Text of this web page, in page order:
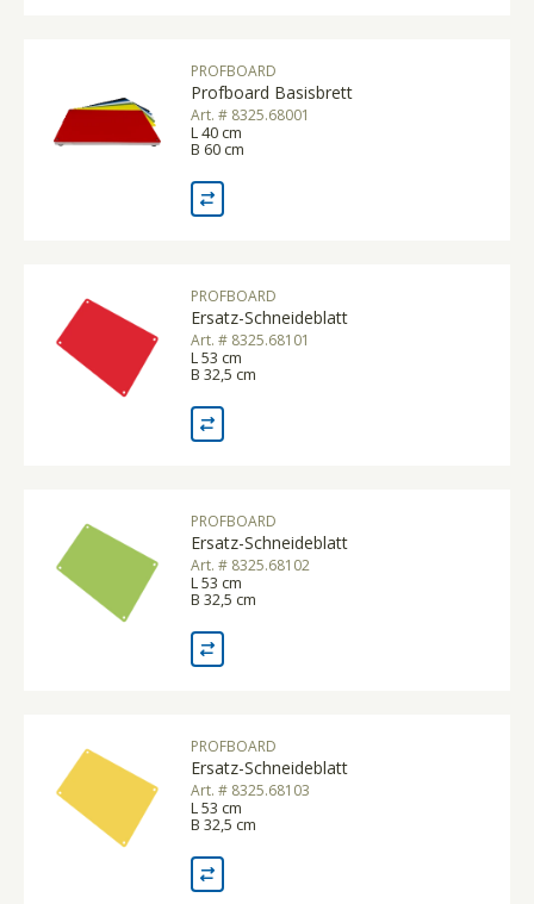
PROFBOARD
Profboard Basisbrett
Art. # 8325.68001
L 40 cm
B 60 cm
PROFBOARD
Ersatz-Schneideblatt
Art. # 8325.68101
L 53 cm
B 32,5 cm
PROFBOARD
Ersatz-Schneideblatt
Art. # 8325.68102
L 53 cm
B 32,5 cm
PROFBOARD
Ersatz-Schneideblatt
Art. # 8325.68103
L 53 cm
B 32,5 cm